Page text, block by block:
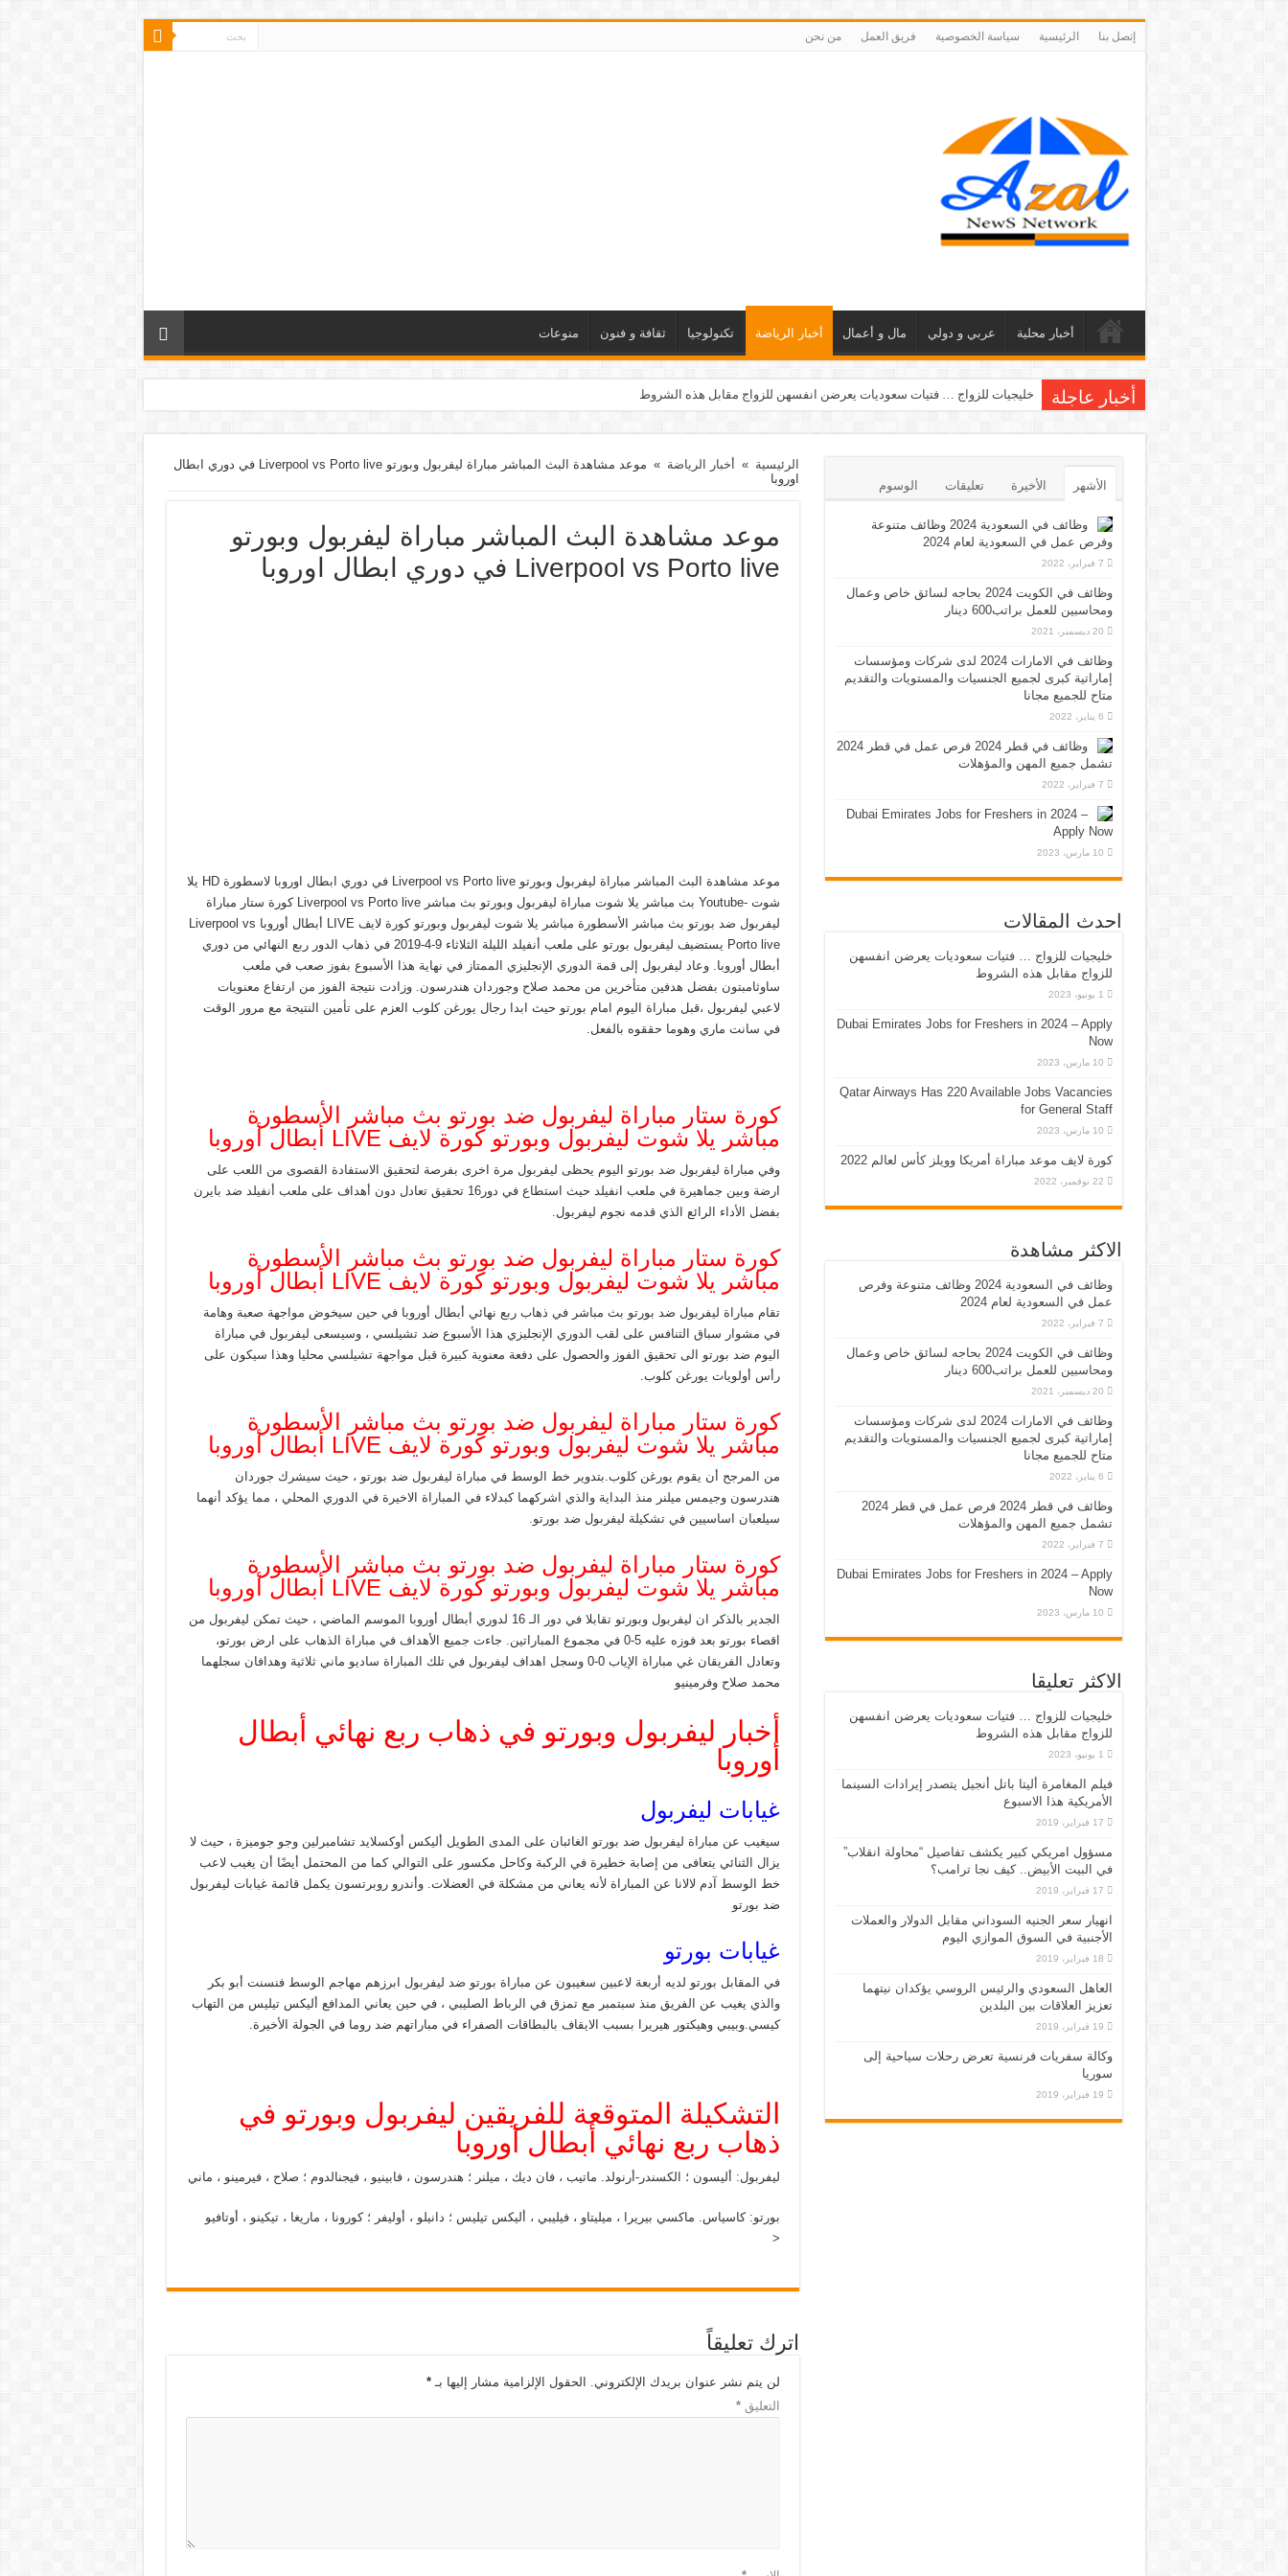
إتصل بنا الرئيسية سياسة الخصوصية فريق العمل من نحن
أخبار محلية عربي و دولي مال و أعمال أخبار الرياضة تكنولوجيا ثقافة و فنون منوعات
أخبار عاجلة خليجيات للزواج … فتيات سعوديات يعرضن انفسهن للزواج مقابل هذه الشروط
الرئيسية » أخبار الرياضة »
موعد مشاهدة البث المباشر مباراة ليفربول وبورتو Liverpool vs Porto live في دوري ابطال
اوروبا
موعد مشاهدة البث المباشر مباراة ليفربول وبورتو
Liverpool vs Porto live في دوري ابطال اوروبا
موعد مشاهدة البث المباشر مباراة ليفربول وبورتو Liverpool vs Porto live في دوري ابطال اوروبا لاسطورة HD يلا
شوت -Youtube بث مباشر يلا شوت مباراة ليفربول وبورتو بث مباشر Liverpool vs Porto live كورة ستار مباراة
ليفربول ضد بورتو بث مباشر الأسطورة مباشر يلا شوت ليفربول وبورتو كورة لايف LIVE أبطال أوروبا Liverpool vs
Porto live يستضيف ليفربول بورتو على ملعب أنفيلد الليلة الثلاثاء 9-4-2019 في ذهاب الدور ربع النهائي من دوري
أبطال أوروبا. وعاد ليفربول إلى قمة الدوري الإنجليزي الممتاز في نهاية هذا الأسبوع بفوز صعب في ملعب
ساوثامبتون بفضل هدفين متأخرين من محمد صلاح وجوردان هندرسون. وزادت نتيجة الفوز من ارتفاع معنويات
لاعبي ليفربول ،قبل مباراة اليوم امام بورتو حيث ابدا رجال يورغن كلوب العزم على تأمين النتيجة مع مرور الوقت
في سانت ماري وهوما حققوه بالفعل.
كورة ستار مباراة ليفربول ضد بورتو بث مباشر الأسطورة
مباشر يلا شوت ليفربول وبورتو كورة لايف LIVE أبطال أوروبا
وفي مباراة ليفربول ضد بورتو اليوم يحظى ليفربول مرة اخرى بفرصة لتحقيق الاستفادة القصوى من اللعب على
ارضة وبين جماهيرة في ملعب انفيلد حيث استطاع في دور16 تحقيق تعادل دون أهداف على ملعب أنفيلد ضد بايرن
بفضل الأداء الرائع الذي قدمه نجوم ليفربول.
كورة ستار مباراة ليفربول ضد بورتو بث مباشر الأسطورة
مباشر يلا شوت ليفربول وبورتو كورة لايف LIVE أبطال أوروبا
تقام مباراة ليفربول ضد بورتو بث مباشر في ذهاب ربع نهائي أبطال أوروبا في حين سيخوض مواجهة صعبة وهامة
في مشوار سباق التنافس على لقب الدوري الإنجليزي هذا الأسبوع ضد تشيلسي ، وسيسعى ليفربول في مباراة
اليوم ضد بورتو الى تحقيق الفوز والحصول على دفعة معنوية كبيرة قبل مواجهة تشيلسي محليا وهذا سيكون على
رأس أولويات يورغن كلوب.
كورة ستار مباراة ليفربول ضد بورتو بث مباشر الأسطورة
مباشر يلا شوت ليفربول وبورتو كورة لايف LIVE أبطال أوروبا
من المرجح أن يقوم يورغن كلوب.بتدوير خط الوسط في مباراة ليفربول ضد بورتو ، حيث سيشرك جوردان
هندرسون وجيمس ميلنر منذ البداية والذي اشركهما كبدلاء في المباراة الاخيرة في الدوري المحلي ، مما يؤكد أنهما
سيلعبان اساسيين في تشكيلة ليفربول ضد بورتو.
كورة ستار مباراة ليفربول ضد بورتو بث مباشر الأسطورة
مباشر يلا شوت ليفربول وبورتو كورة لايف LIVE أبطال أوروبا
الجدير بالذكر ان ليفربول وبورتو تقابلا في دور الـ 16 لدوري أبطال أوروبا الموسم الماضي ، حيث تمكن ليفربول من
اقصاء بورتو بعد فوزه عليه 5-0 في مجموع المباراتين. جاءت جميع الأهداف في مباراة الذهاب على ارض بورتو،
وتعادل الفريقان غي مباراة الإياب 0-0 وسجل اهداف ليفربول في تلك المباراة ساديو ماني ثلاثية وهدافان سجلهما
محمد صلاح وفرمينيو
أخبار ليفربول وبورتو في ذهاب ربع نهائي أبطال
أوروبا
غيابات ليفربول
سيغيب عن مباراة ليفربول ضد بورتو الغائبان على المدى الطويل أليكس أوكسلايد تشامبرلين وجو جوميزة ، حيث لا
يزال الثنائي يتعافى من إصابة خطيرة في الركبة وكاحل مكسور على التوالي كما من المحتمل أيضًا أن يغيب لاعب
خط الوسط آدم لالانا عن المباراة لأنه يعاني من مشكلة في العضلات. وأندرو روبرتسون يكمل قائمة غيابات ليفربول
ضد بورتو
غيابات بورتو
في المقابل بورتو لديه أربعة لاعبين سغيبون عن مباراة بورتو ضد ليفربول ابرزهم مهاجم الوسط فنسنت أبو بكر
والذي يغيب عن الفريق منذ سبتمبر مع تمزق في الرباط الصليبي ، في حين يعاني المدافع أليكس تيليس من التهاب
كيسي.وبيبي وهيكتور هيريرا بسبب الايقاف بالبطاقات الصفراء في مباراتهم ضد روما في الجولة الأخيرة.
التشكيلة المتوقعة للفريقين ليفربول وبورتو في
ذهاب ربع نهائي أبطال أوروبا
ليفربول: أليسون ؛ الكسندر-أرنولد. ماتيب ، فان ديك ، ميلنر ؛ هندرسون ، فابينيو ، فيجنالدوم ؛ صلاح ، فيرمينو ، ماني
بورتو: كاسياس. ماكسي بيريرا ، ميليتاو ، فيليبي ، أليكس تيليس ؛ دانيلو ، أوليفر ؛ كورونا ، ماريغا ، تيكينو ، أوتافيو
<
اترك تعليقاً
لن يتم نشر عنوان بريدك الإلكتروني. الحقول الإلزامية مشار إليها بـ*
التعليق*
الأشهر الأخيرة تعليقات الوسوم
وظائف في السعودية 2024 وظائف متنوعة
وفرص عمل في السعودية لعام 2024
7 فبراير، 2022
وظائف في الكويت 2024 بحاجه لسائق خاص وعمال
ومحاسبين للعمل براتب600 دينار
20 ديسمبر، 2021
وظائف في الامارات 2024 لدى شركات ومؤسسات
إماراتية كبرى لجميع الجنسيات والمستويات والتقديم
متاح للجميع مجانا
6 يناير، 2022
وظائف في قطر 2024 فرص عمل في قطر 2024
تشمل جميع المهن والمؤهلات
7 فبراير، 2022
Dubai Emirates Jobs for Freshers in 2024 –
Apply Now
10 مارس، 2023
احدث المقالات
خليجيات للزواج … فتيات سعوديات يعرضن انفسهن
للزواج مقابل هذه الشروط
1 يونيو، 2023
Dubai Emirates Jobs for Freshers in 2024 – Apply
Now
10 مارس، 2023
Qatar Airways Has 220 Available Jobs Vacancies
for General Staff
10 مارس، 2023
كورة لايف موعد مباراة أمريكا وويلز كأس لعالم 2022
22 نوفمبر، 2022
الاكثر مشاهدة
وظائف في السعودية 2024 وظائف متنوعة وفرص
عمل في السعودية لعام 2024
7 فبراير، 2022
وظائف في الكويت 2024 بحاجه لسائق خاص وعمال
ومحاسبين للعمل براتب600 دينار
20 ديسمبر، 2021
وظائف في الامارات 2024 لدى شركات ومؤسسات
إماراتية كبرى لجميع الجنسيات والمستويات والتقديم
متاح للجميع مجانا
6 يناير، 2022
وظائف في قطر 2024 فرص عمل في قطر 2024
تشمل جميع المهن والمؤهلات
7 فبراير، 2022
Dubai Emirates Jobs for Freshers in 2024 – Apply
Now
10 مارس، 2023
الاكثر تعليقا
خليجيات للزواج … فتيات سعوديات يعرضن انفسهن
للزواج مقابل هذه الشروط
1 يونيو، 2023
فيلم المغامرة أليتا‭ ‬باتل أنجيل يتصدر إيرادات السينما
الأمريكية هذا الاسبوع
17 فبراير، 2019
مسؤول امريكي كبير يكشف تفاصيل “محاولة انقلاب”
في البيت الأبيض.. كيف نجا ترامب؟
17 فبراير، 2019
انهيار سعر الجنيه السوداني مقابل الدولار والعملات
الأجنبية في السوق الموازي اليوم
18 فبراير، 2019
العاهل السعودي والرئيس الروسي يؤكدان نيتهما
تعزيز العلاقات بين البلدين
19 فبراير، 2019
وكالة سفريات فرنسية تعرض رحلات سياحية إلى
سوريا
19 فبراير، 2019